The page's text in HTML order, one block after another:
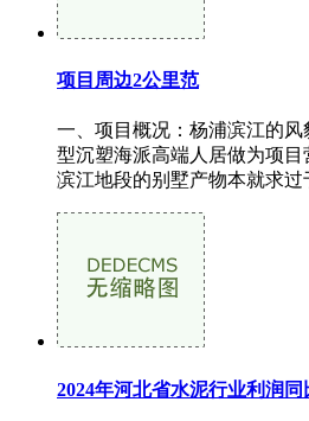
项目周边2公里范
一、项目概况：杨浦滨江的风
型沉塑海派高端人居做为项
滨江地段的别墅产物本就求过
2024年河北省水泥行业利润同